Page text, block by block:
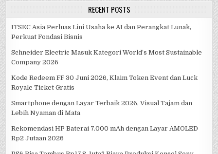
RECENT POSTS
ITSEC Asia Perluas Lini Usaha ke AI dan Perangkat Lunak,
Perkuat Fondasi Bisnis
Schneider Electric Masuk Kategori World’s Most Sustainable
Company 2026
Kode Redeem FF 30 Juni 2026, Klaim Token Event dan Luck
Royale Ticket Gratis
Smartphone dengan Layar Terbaik 2026, Visual Tajam dan
Lebih Nyaman di Mata
Rekomendasi HP Baterai 7.000 mAh dengan Layar AMOLED
Rp2 Jutaan 2026